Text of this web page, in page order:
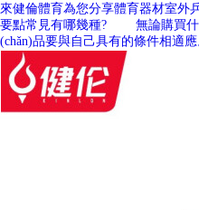
來健倫體育為您分享體育器材室外
要點常見有哪幾種? 無論購買什么
(chǎn)品要與自己具有的條件相適應